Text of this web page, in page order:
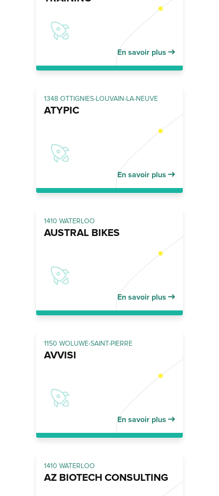
En savoir plus
1348 OTTIGNIES-LOUVAIN-LA-NEUVE
ATYPIC
En savoir plus
1410 WATERLOO
AUSTRAL BIKES
En savoir plus
1150 WOLUWE-SAINT-PIERRE
AVVISI
En savoir plus
1410 WATERLOO
AZ BIOTECH CONSULTING